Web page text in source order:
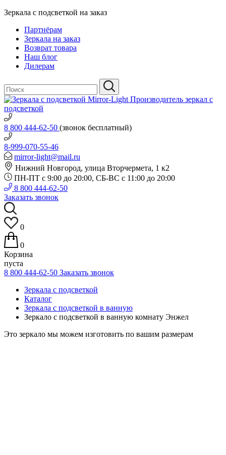
Зеркала с подсветкой на заказ
Партнёрам
Зеркала на заказ
Возврат товара
Наш блог
Дилерам
Производитель зеркал с
подсветкой
8 800 444-62-50 (звонок бесплатный)
8-999-070-55-46
mirror-light@mail.ru
Нижний Новгород, улица Вторчермета, 1 к2
ПН-ПТ с 9:00 до 20:00, СБ-ВС с 11:00 до 20:00
8 800 444-62-50
Заказать звонок
0
0
Корзина
пуста
8 800 444-62-50 Заказать звонок
Зеркала с подсветкой
Каталог
Зеркала с подсветкой в ванную
Зеркало с подсветкой в ванную комнату Энжел
Это зеркало мы можем изготовить по вашим размерам